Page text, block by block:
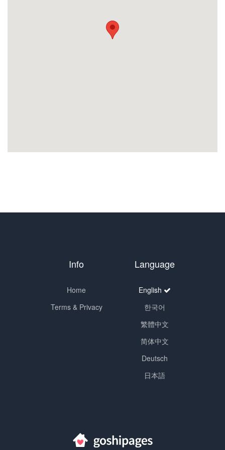
Language
English
한국어
繁體中文
简体中文
Deutsch
日本語
Info
Home
Terms & Privacy